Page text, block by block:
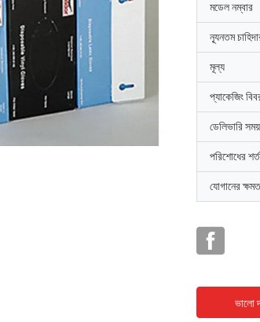
মডেল নম্বার
ন্যূনতম
মূল্য
প্যাকেজিং
ডেলিভারি সময়
পরিশোধের শর্ত
যোগানের
ভালো